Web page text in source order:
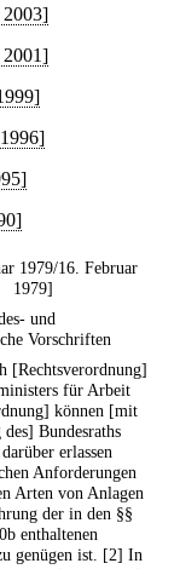
2003]
2001]
1979/16. Februar
1979]
und
Vorschriften
[Rechtsverordnung]
für Arbeit
können [mit
Bundesraths
erlassen
Anforderungen
Arten von Anlagen
der in den §§
enthaltenen
genügen ist. [2] In